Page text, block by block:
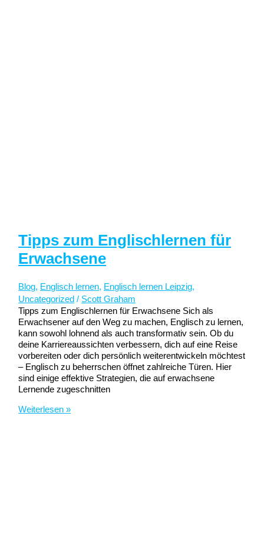
Tipps zum Englischlernen für
Erwachsene
Blog, Englisch lernen, Englisch lernen Leipzig,
Uncategorized / Scott Graham
Tipps zum Englischlernen für Erwachsene Sich als
Erwachsener auf den Weg zu machen, Englisch zu lernen,
kann sowohl lohnend als auch transformativ sein. Ob du
deine Karriereaussichten verbessern, dich auf eine Reise
vorbereiten oder dich persönlich weiterentwickeln möchtest
– Englisch zu beherrschen öffnet zahlreiche Türen. Hier
sind einige effektive Strategien, die auf erwachsene
Lernende zugeschnitten
Tipps
Weiterlesen »